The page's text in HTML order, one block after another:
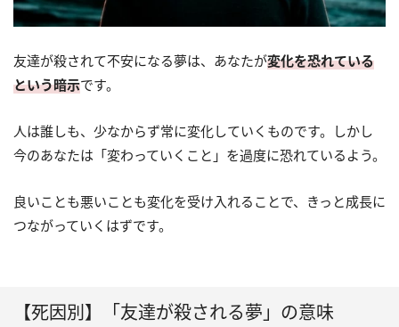
友達が殺されて不安になる夢は、あなたが変化を恐れている
という暗示です。
人は誰しも、少なからず常に変化していくものです。しかし
今のあなたは「変わっていくこと」を過度に恐れているよう。
良いことも悪いことも変化を受け入れることで、きっと成長に
つながっていくはずです。
【死因別】「友達が殺される夢」の意味